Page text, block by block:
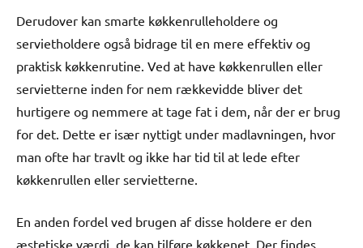
Derudover kan smarte køkkenrulleholdere og
servietholdere også bidrage til en mere effektiv og
praktisk køkkenrutine. Ved at have køkkenrullen eller
servietterne inden for nem rækkevidde bliver det
hurtigere og nemmere at tage fat i dem, når der er brug
for det. Dette er især nyttigt under madlavningen, hvor
man ofte har travlt og ikke har tid til at lede efter
køkkenrullen eller servietterne.
En anden fordel ved brugen af disse holdere er den
æstetiske værdi, de kan tilføre køkkenet. Der findes